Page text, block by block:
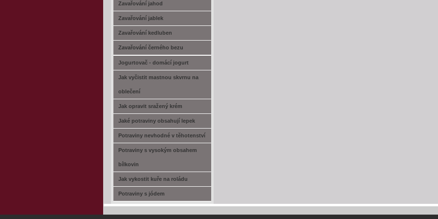
Zavařování jahod
Zavařování jablek
Zavařování kedluben
Zavařování černého bezu
Jogurtovač - domácí jogurt
Jak vyčistit mastnou skvrnu na
oblečení
Jak opravit sražený krém
Jaké potraviny obsahují lepek
Potraviny nevhodné v těhotenství
Potraviny s vysokým obsahem
bílkovin
Jak vykostit kuře na roládu
Potraviny s jódem